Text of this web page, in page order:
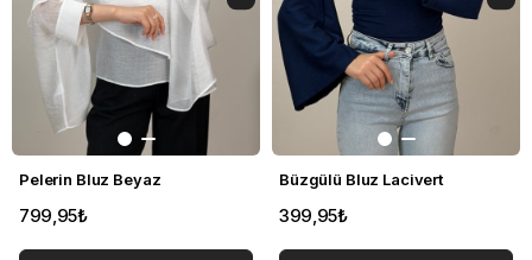
Pelerin Bluz Beyaz
799,95₺
Büzgülü Bluz Lacivert
399,95₺